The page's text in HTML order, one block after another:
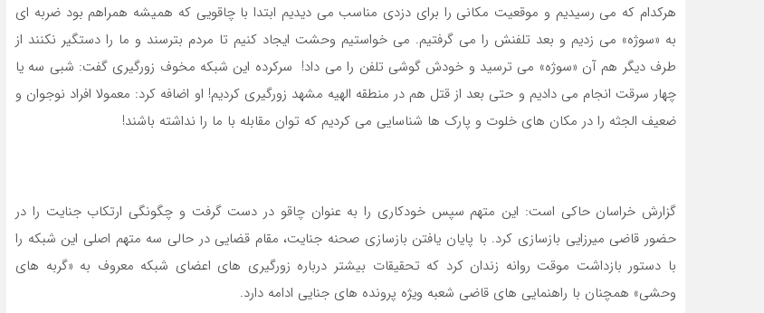
هرکدام که می رسیدیم و موقعیت مکانی را برای دزدی مناسب می دیدیم ابتدا با چاقویی که همیشه همراهم بود ضربه ای
به «سوژه» می زدیم و بعد تلفنش را می گرفتیم. می خواستیم وحشت ایجاد کنیم تا مردم بترسند و ما را دستگیر نکنند از
طرف دیگر هم آن «سوژه» می ترسید و خودش گوشی تلفن را می داد! سرکرده این شبکه مخوف زورگیری گفت: شبی سه یا
چهار سرقت انجام می دادیم و حتی بعد از قتل هم در منطقه الهیه مشهد زورگیری کردیم! او اضافه کرد: معمولا افراد نوجوان و
ضعیف الجثه را در مکان های خلوت و پارک ها شناسایی می کردیم که توان مقابله با ما را نداشته باشند!
گزارش خراسان حاکی است: این متهم سپس خودکاری را به عنوان چاقو در دست گرفت و چگونگی ارتکاب جنایت را در
حضور قاضی میرزایی بازسازی کرد. با پایان یافتن بازسازی صحنه جنایت، مقام قضایی در حالی سه متهم اصلی این شبکه را
با دستور بازداشت موقت روانه زندان کرد که تحقیقات بیشتر درباره زورگیری های اعضای شبکه معروف به «گربه های
وحشی» همچنان با راهنمایی های قاضی شعبه ویژه پرونده های جنایی ادامه دارد.